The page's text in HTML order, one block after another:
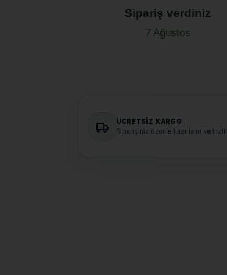
Sipariş verdiniz
7 Ağustos
ÜCRETSIZ KARGO
Siparişiniz özenle hazırlanır ve